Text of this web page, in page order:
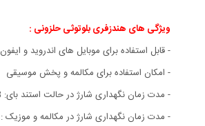
ویژگی های هندزفری بلوتوثی حلزونی :
- قابل استفاده برای موبایل های اندروید و ایفون
- امکان استفاده برای مکالمه و پخش موسیقی
- مدت زمان نگهداری شارژ در حالت استند بای: 8 ساعت
- مدت زمان نگهداری شارژ در مکالمه و موزیک : 3 ساعت